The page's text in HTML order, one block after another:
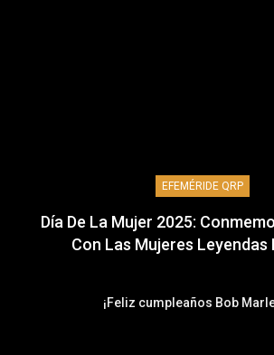
EFEMÉRIDE QRP
Día De La Mujer 2025:
Con Las Mujeres Leyendas
¡Feliz cumpleaños Bob